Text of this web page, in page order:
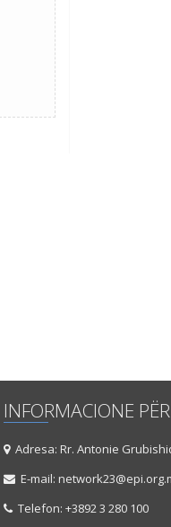
INFORMACIONE
Adresa: Rr. Antonie
E-mail:
Telefon: +3892 3 280 100